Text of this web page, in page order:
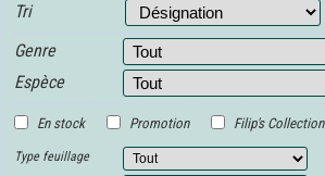
QUI SOMMES-NOUS ?
INFOS LIVRAISONS
CGV
CONTACT
Tri
Genre
Espèce
En stock Promotion Filip's Collection
Type feuillage